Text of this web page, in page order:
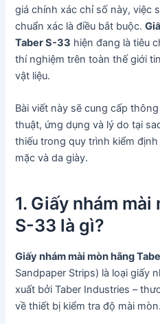
giá chính xác chỉ số này, việc
chuẩn xác là điều bắt buộc.
Taber S-33 hiện đang là tiêu
thí nghiệm trên toàn thế giới
vật liệu.
Bài viết này sẽ cung cấp
thuật, ứng dụng và lý do tại
thiếu trong quy trình kiểm
mặc và da giày.
1. Giấy nhám
S-33 là gì?
Giấy nhám mài mòn hãng
Sandpaper Strips) là loại giấy
xuất bởi Taber Industries –
về thiết bị kiểm tra độ mài mòn.